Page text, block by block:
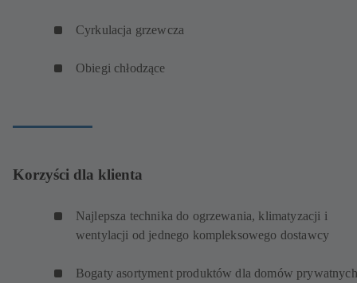
Cyrkulacja grzewcza
Obiegi chłodzące
Korzyści dla klienta
Najlepsza technika do ogrzewania, klimatyzacji i
wentylacji od jednego kompleksowego dostawcy
Bogaty asortyment produktów dla domów